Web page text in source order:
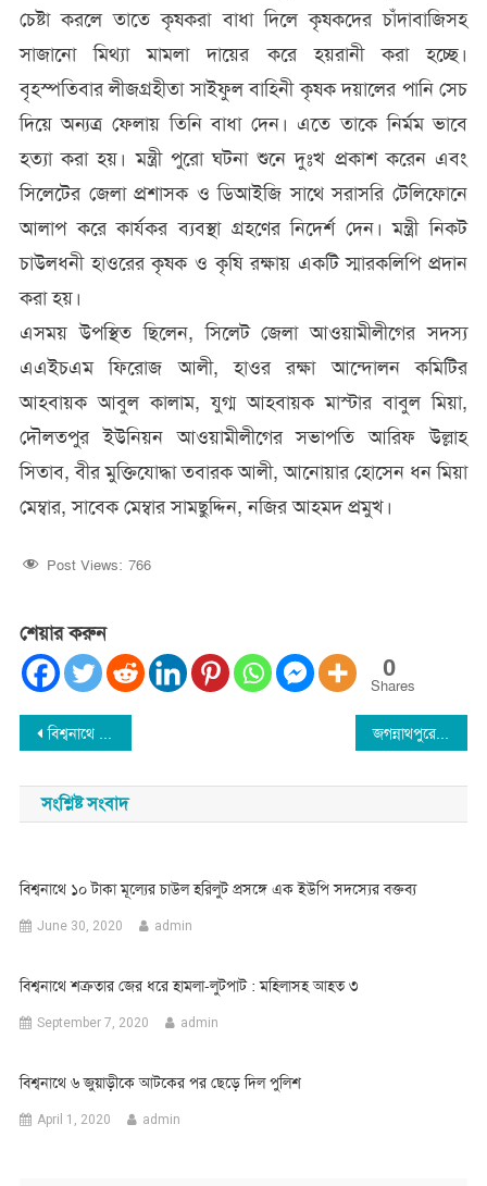
চেষ্টা করলে তাতে কৃষকরা বাধা দিলে কৃষকদের চাঁদাবাজিসহ
সাজানো মিথ্যা মামলা দায়ের করে হয়রানী করা হচ্ছে।
বৃহস্পতিবার লীজগ্রহীতা সাইফুল বাহিনী কৃষক দয়ালের পানি সেচ
দিয়ে অন্যত্র ফেলায় তিনি বাধা দেন। এতে তাকে নির্মম ভাবে
হত্যা করা হয়। মন্ত্রী পুরো ঘটনা শুনে দুঃখ প্রকাশ করেন এবং
সিলেটের জেলা প্রশাসক ও ডিআইজি সাথে সরাসরি টেলিফোনে
আলাপ করে কার্যকর ব্যবস্থা গ্রহণের নিদের্শ দেন। মন্ত্রী নিকট
চাউলধনী হাওরের কৃষক ও কৃষি রক্ষায় একটি স্মারকলিপি প্রদান
করা হয়।
এসময় উপস্থিত ছিলেন, সিলেট জেলা আওয়ামীলীগের সদস্য
এএইচএম ফিরোজ আলী, হাওর রক্ষা আন্দোলন কমিটির
আহবায়ক আবুল কালাম, যুগ্ম আহবায়ক মাস্টার বাবুল মিয়া,
দৌলতপুর ইউনিয়ন আওয়ামীলীগের সভাপতি আরিফ উল্লাহ
সিতাব, বীর মুক্তিযোদ্ধা তবারক আলী, আনোয়ার হোসেন ধন মিয়া
মেম্বার, সাবেক মেম্বার সামছুদ্দিন, নজির আহমদ প্রমুখ।
Post Views: 766
শেয়ার করুন
0
Shares
Post
navigation
বিশ্বনাথে কৃষক দয়ালের দাফন সম্পন্ন : খুনিদের গ্রেফতারের দাবীতে প্রতিবাদ সমাবেশ জগন্নাথপুরে ২৯টি চোরাই গরু আটক : ১৪টি গরুর মালিক খুজছে পুলিশ
সংশ্লিষ্ট সংবাদ
বিশ্বনাথে ১০ টাকা মূল্যের চাউল হরিলুট প্রসঙ্গে এক ইউপি সদস্যের বক্তব্য
June 30, 2020 admin
বিশ্বনাথে শত্রুতার জের ধরে হামলা-লুটপাট : মহিলাসহ আহত ৩
September 7, 2020 admin
বিশ্বনাথে ৬ জুয়াড়ীকে আটকের পর ছেড়ে দিল পুলিশ
April 1, 2020 admin